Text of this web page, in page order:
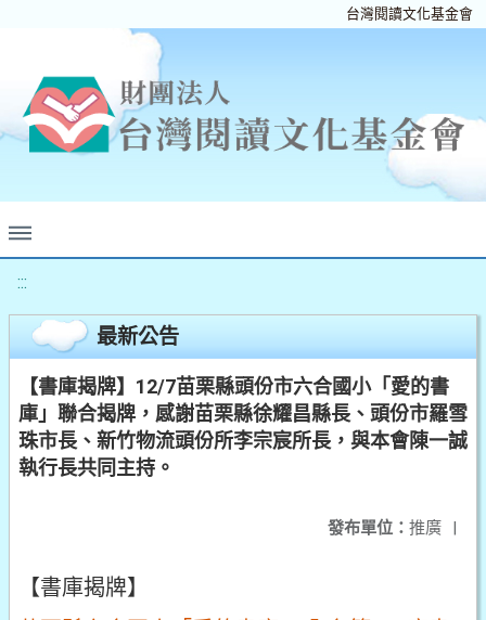
台灣閱讀文化基金會
:::
最新公告
【書庫揭牌】12/7苗栗縣頭份市六合國小「愛的書
庫」聯合揭牌，感謝苗栗縣徐耀昌縣長、頭份市羅雪
珠市長、新竹物流頭份所李宗宸所長，與本會陳一誠
執行長共同主持。
發布單位： 推廣 |
【書庫揭牌】